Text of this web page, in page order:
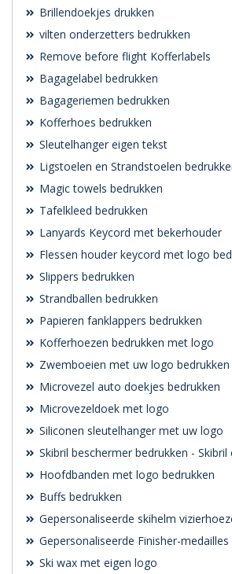
Brillendoekjes drukken
vilten onderzetters bedrukken
Remove before flight Kofferlabels
Bagagelabel bedrukken
Bagageriemen bedrukken
Kofferhoes bedrukken
Sleutelhanger eigen tekst
Ligstoelen en Strandstoelen
Magic towels bedrukken
Tafelkleed bedrukken
Lanyards Keycord met bekerhouder
Flessen houder keycord met logo
Slippers bedrukken
Strandballen bedrukken
Papieren fanklappers bedrukken
Kofferhoezen bedrukken met logo
Zwemboeien met uw logo bedrukken
Microvezel auto doekjes bedrukken
Microvezeldoek met logo
Siliconen sleutelhanger met uw logo
Skibril beschermer bedrukken -
Hoofdbanden met logo bedrukken
Buffs bedrukken
Gepersonaliseerde skihelm
Gepersonaliseerde Finisher-medailles
Ski wax met eigen logo